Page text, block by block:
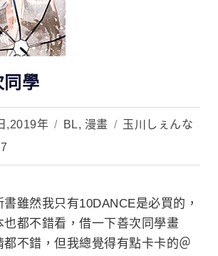
同學
,2019年 / BL, 漫畫 / 玉川しぇんな
7
雖然我只有10DANCE是必買的，
都不錯看，借一下善次同學畫
都不錯，但我總覺得有點卡卡的＠